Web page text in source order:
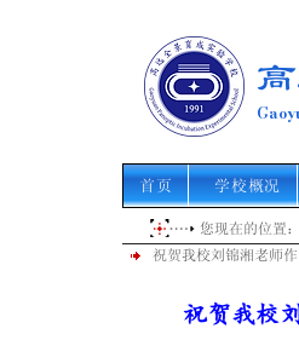
首页 学校概况
您现在的
祝贺我校刘锦湘老师
祝贺我校